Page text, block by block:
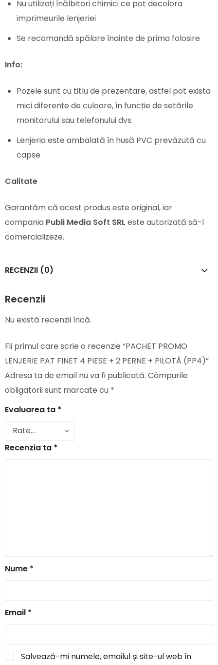
Nu utilizați înălbitori chimici ce pot decolora
imprimeurile lenjeriei
Se recomandă spălare înainte de prima folosire
Info:
Pozele sunt cu titlu de prezentare, astfel pot exista
mici diferențe de culoare, în funcție de setările
monitorului sau telefonului dvs.
Lenjeria este ambalată în husă PVC prevăzută cu
capse
Calitate
Garantăm că acest produs este original, iar
compania Publi Media Soft SRL este autorizată să-l
comercializeze.
RECENZII (0)
Recenzii
Nu există recenzii încă.
Fii primul care scrie o recenzie “PACHET PROMO
LENJERIE PAT FINET 4 PIESE + 2 PERNE + PILOTĂ (PP4)”
Adresa ta de email nu va fi publicată. Câmpurile
obligatorii sunt marcate cu *
Evaluarea ta *
Recenzia ta *
Nume *
Email *
Salvează-mi numele, emailul și site-ul web în